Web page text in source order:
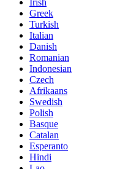
Irish
Greek
Turkish
Italian
Danish
Romanian
Indonesian
Czech
Afrikaans
Swedish
Polish
Basque
Catalan
Esperanto
Hindi